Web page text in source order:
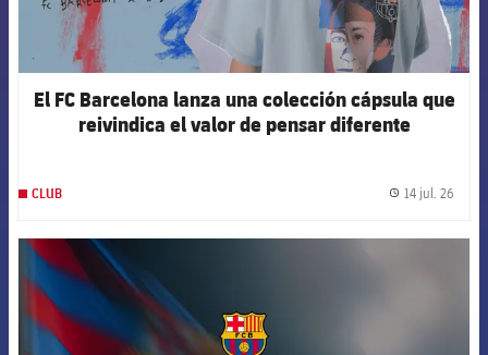
El FC Barcelona lanza una colección cápsula que
reivindica el valor de pensar diferente
CLUB 14 jul. 26